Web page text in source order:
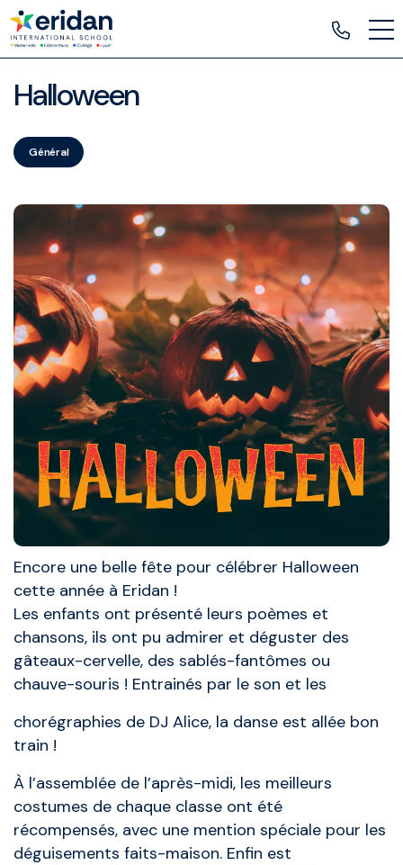
Halloween
Général
Encore une belle fête pour célébrer Halloween
cette année à Eridan !
Les enfants ont présenté leurs poèmes et
chansons, ils ont pu admirer et déguster des
gâteaux-cervelle, des sablés-fantômes ou
chauve-souris ! Entrainés par le son et les
chorégraphies de DJ Alice, la danse est allée bon
train !
À l’assemblée de l’après-midi, les meilleurs
costumes de chaque classe ont été
récompensés, avec une mention spéciale pour les
déguisements faits-maison. Enfin est